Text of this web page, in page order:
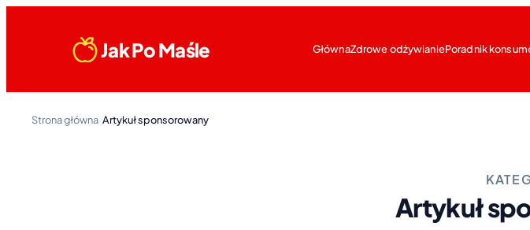
Jak Po Maśle GłównaZdrowe odżywianiePoradnik
Strona główna/Artykuł sponsorowany
Artykuł